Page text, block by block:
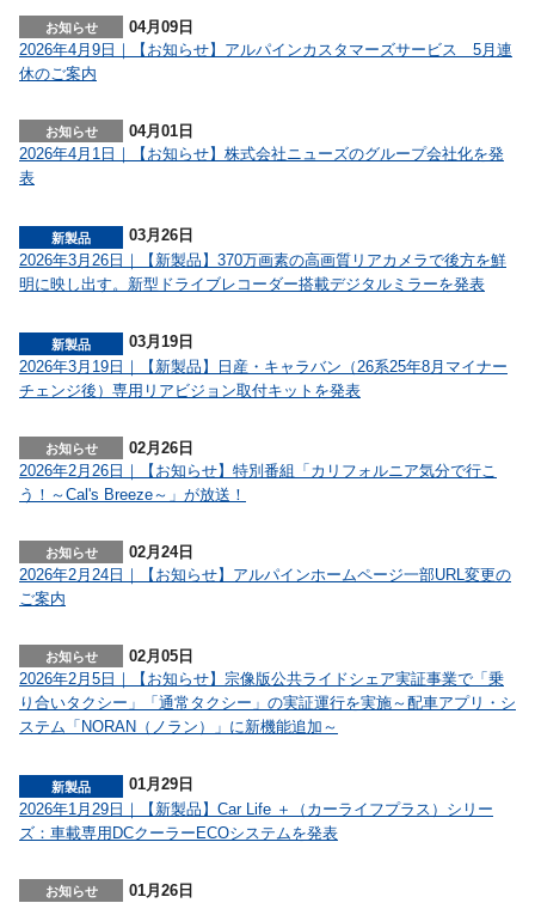
04月09日
2026年4月9日｜【お知らせ】アルパインカスタマーズサービス 5月連
休のご案内
04月01日
2026年4月1日｜【お知らせ】株式会社ニューズのグループ会社化を発
表
03月26日
2026年3月26日｜【新製品】370万画素の高画質リアカメラで後方を鮮
明に映し出す。新型ドライブレコーダー搭載デジタルミラーを発表
03月19日
2026年3月19日｜【新製品】日産・キャラバン（26系25年8月マイナー
チェンジ後）専用リアビジョン取付キットを発表
02月26日
2026年2月26日｜【お知らせ】特別番組「カリフォルニア気分で行こ
う！～Cal's Breeze～」が放送！
02月24日
2026年2月24日｜【お知らせ】アルパインホームページ一部URL変更の
ご案内
02月05日
2026年2月5日｜【お知らせ】宗像版公共ライドシェア実証事業で「乗
り合いタクシー」「通常タクシー」の実証運行を実施～配車アプリ・シ
ステム「NORAN（ノラン）」に新機能追加～
01月29日
2026年1月29日｜【新製品】Car Life ＋（カーライフプラス）シリー
ズ：車載専用DCクーラーECOシステムを発表
01月26日